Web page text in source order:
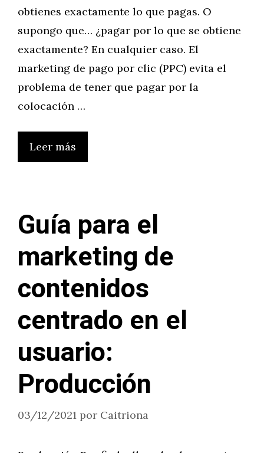
obtienes exactamente lo que pagas. O
supongo que… ¿pagar por lo que se obtiene
exactamente? En cualquier caso. El
marketing de pago por clic (PPC) evita el
problema de tener que pagar por la
colocación …
Leer más
Guía para el
marketing de
contenidos
centrado en el
usuario:
Producción
03/12/2021 por Caitriona